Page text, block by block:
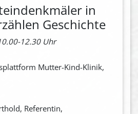
in
Geschichte
12.30 Uhr
Mutter-Kind-Klinik,
Referentin,